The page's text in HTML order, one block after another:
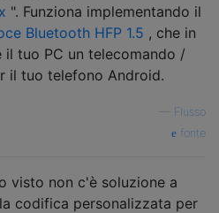
". Funziona implementando il
Bluetooth HFP 1.5 , che in
il tuo PC un telecomando /
il tuo telefono Android.
Flusso
fonte
visto non c'è soluzione a
codifica personalizzata per